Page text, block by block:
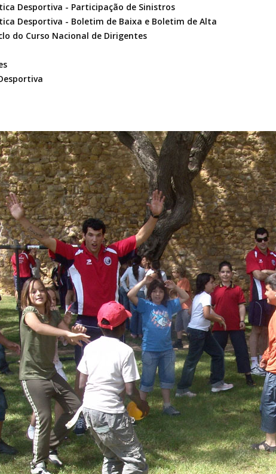
Desportiva - Participação de Sinistros
Desportiva - Boletim de Baixa e Boletim de Alta
do Curso Nacional de Dirigentes